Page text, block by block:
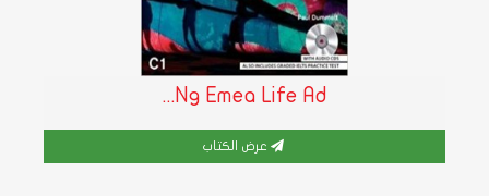
Ng Emea Life Ad...
عرض الكتاب